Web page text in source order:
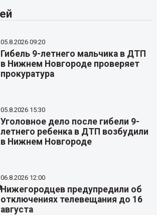
05.8.2026 09:20
Гибель 9-летнего мальчика в ДТП
в Нижнем Новгороде проверяет
прокуратура
05.8.2026 15:30
Уголовное дело после гибели 9-
летнего ребенка в ДТП возбудили
в Нижнем Новгороде
06.8.2026 12:00
Нижегородцев предупредили об
отключениях телевещания до 16
августа